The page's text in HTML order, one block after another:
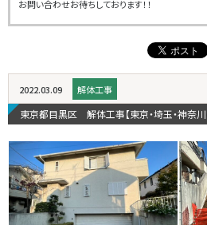
お問い合わせお待ちしております！！
2022.03.09 解体工事
東京都目黒区 解体工事【東京・埼玉・神奈